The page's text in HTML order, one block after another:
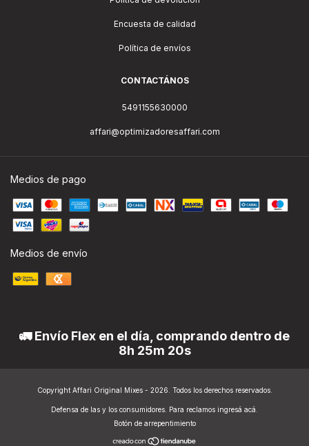
Encuesta de calidad
Política de envíos
CONTACTÁNOS
5491155630000
affari@optimizadoresaffari.com
Medios de pago
Medios de envío
🚛 Envío Flex en el día, comprando dentro de
8h 25m 19s
Copyright Affari Original Mixes - 2026. Todos los derechos reservados.
Defensa de las y los consumidores. Para reclamos ingresá acá.
Botón de arrepentimiento